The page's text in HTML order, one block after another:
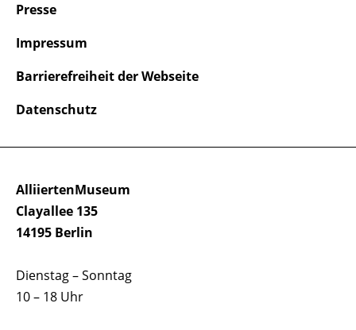
AlliiertenMuseum
Clayallee 135
14195 Berlin
Dienstag – Sonntag
10 – 18 Uhr
Presse
Impressum
Barrierefreiheit der Webseite
Datenschutz